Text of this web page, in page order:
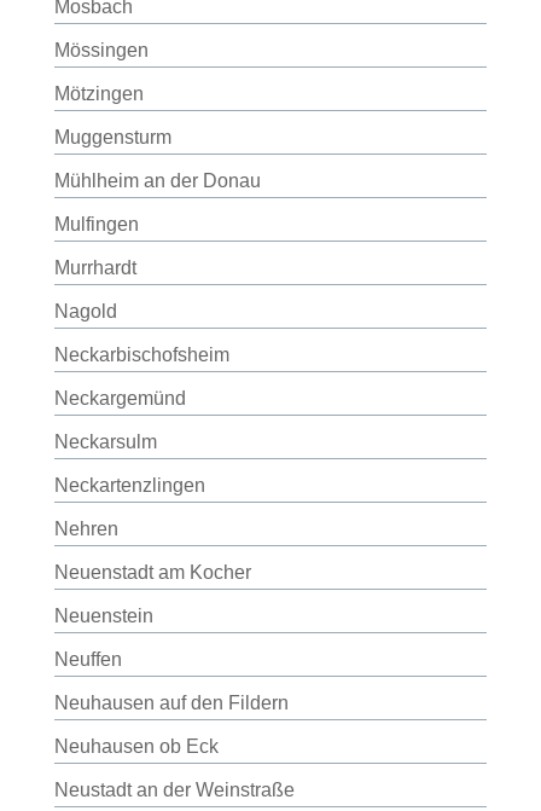
Mosbach
Mössingen
Mötzingen
Muggensturm
Mühlheim an der Donau
Mulfingen
Murrhardt
Nagold
Neckarbischofsheim
Neckargemünd
Neckarsulm
Neckartenzlingen
Nehren
Neuenstadt am Kocher
Neuenstein
Neuffen
Neuhausen auf den Fildern
Neuhausen ob Eck
Neustadt an der Weinstraße